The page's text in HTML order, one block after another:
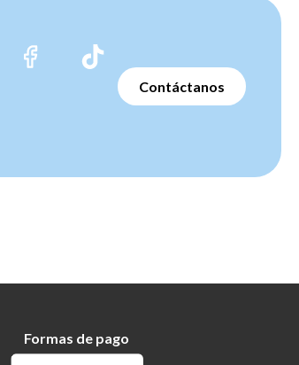
Contáctanos
Formas de pago